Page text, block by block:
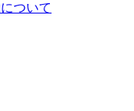
ついて